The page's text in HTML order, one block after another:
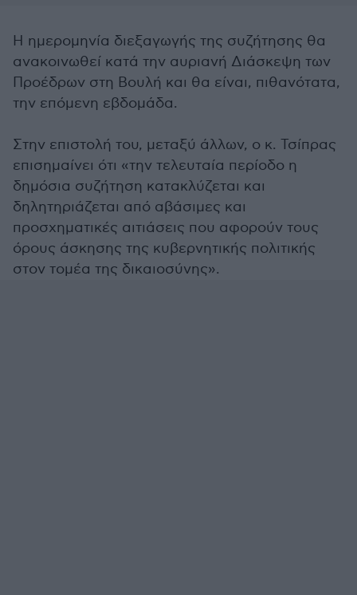
Η ημερομηνία διεξαγωγής της συζήτησης θα
ανακοινωθεί κατά την αυριανή Διάσκεψη των
Προέδρων στη Βουλή και θα είναι, πιθανότατα,
την επόμενη εβδομάδα.
Στην επιστολή του, μεταξύ άλλων, ο κ. Τσίπρας
επισημαίνει ότι «την τελευταία περίοδο η
δημόσια συζήτηση κατακλύζεται και
δηλητηριάζεται από αβάσιμες και
προσχηματικές αιτιάσεις που αφορούν τους
όρους άσκησης της κυβερνητικής πολιτικής
στον τομέα της δικαιοσύνης».